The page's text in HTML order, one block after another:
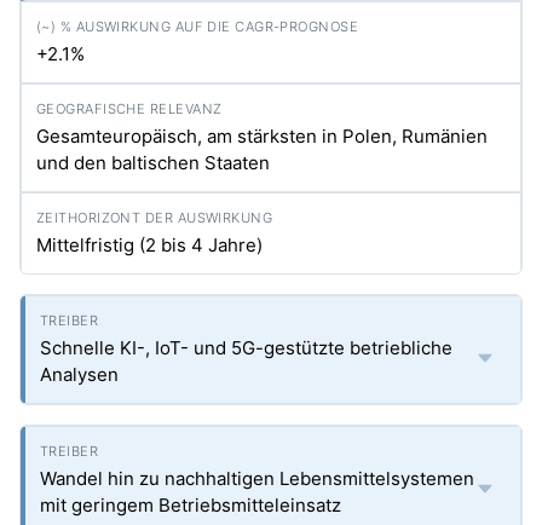
+2.1%
Gesamteuropäisch, am stärksten in Polen, Rumänien
und den baltischen Staaten
Mittelfristig (2 bis 4 Jahre)
Schnelle KI-, IoT- und 5G-gestützte betriebliche
Analysen
Wandel hin zu nachhaltigen Lebensmittelsystemen
mit geringem Betriebsmitteleinsatz